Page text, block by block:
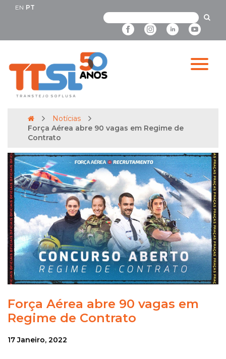
EN PT
Notícias
Força Aérea abre 90 vagas em Regime de
Contrato
Força Aérea abre 90 vagas em
Regime de Contrato
17 Janeiro, 2022